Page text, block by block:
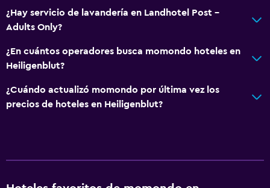
Almohada sin plumas
Áreas designadas para fumadores
Sistema de entretenimiento
Radio
¿Hay servicio de lavandería en Landhotel Post -
Adults Only?
¿En cuántos operadores busca momondo hoteles en
Heiligenblut?
¿Cuándo actualizó momondo por última vez los
precios de hoteles en Heiligenblut?